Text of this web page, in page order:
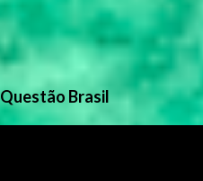
Questão Brasil